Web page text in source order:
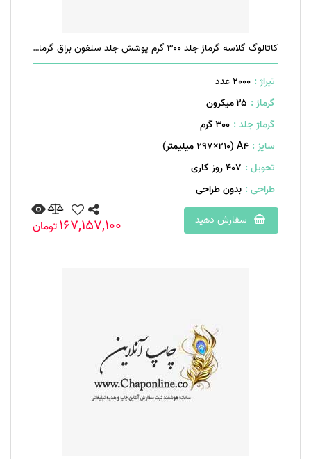
کاتالوگ گلاسه گرماژ جلد ۳۰۰ گرم پوشش جلد سلفون براق گرماژ داخل ۱۷۰ گرم ۲۰ صفحه منگنه تخت
تیراژ : 2000 عدد
گرماژ : ۲۵ میکرون
گرماژ جلد : ۳۰۰ گرم
سایز : A۴ (۲۹۷×۲۱۰ میلیمتر)
تحویل : 407 روز کاری
طراحی : بدون طراحی
سفارش دهید
167,157,100تومان